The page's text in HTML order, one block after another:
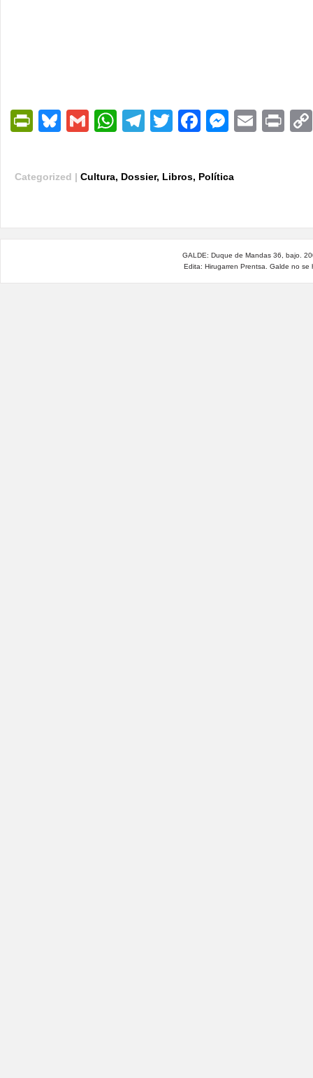
PrintFriendly
Bluesky
GmailWhatsApp
Telegram
TwitterFacebook
Email
Categorized | Cultura, Dossier, Libros, Política
GALDE: Duque de Mandas 36, bajo.
Edita: Hirugarren Prentsa. Galde no